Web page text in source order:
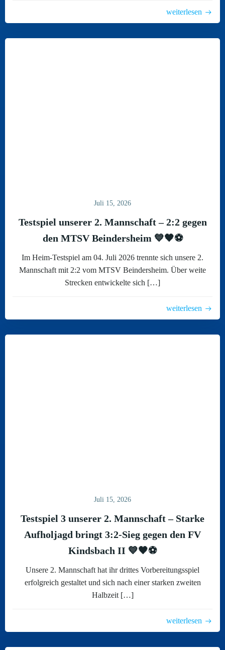
weiterlesen
Juli 15, 2026
Testspiel unserer 2. Mannschaft – 2:2 gegen
den MTSV Beindersheim 💙🖤⚽
Im Heim-Testspiel am 04. Juli 2026 trennte sich unsere 2.
Mannschaft mit 2:2 vom MTSV Beindersheim. Über weite
Strecken entwickelte sich […]
weiterlesen
Juli 15, 2026
Testspiel 3 unserer 2. Mannschaft – Starke
Aufholjagd bringt 3:2-Sieg gegen den FV
Kindsbach II 💙🖤⚽
Unsere 2. Mannschaft hat ihr drittes Vorbereitungsspiel
erfolgreich gestaltet und sich nach einer starken zweiten
Halbzeit […]
weiterlesen